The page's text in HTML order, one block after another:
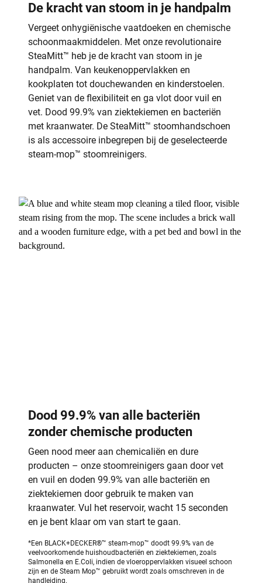
De kracht van stoom in je handpalm
Vergeet onhygiënische vaatdoeken en chemische
schoonmaakmiddelen. Met onze revolutionaire
SteaMitt™ heb je de kracht van stoom in je
handpalm. Van keukenoppervlakken en
kookplaten tot douchewanden en kinderstoelen.
Geniet van de flexibiliteit en ga vlot door vuil en
vet. Dood 99.9% van ziektekiemen en bacteriën
met kraanwater. De SteaMitt™ stoomhandschoen
is als accessoire inbegrepen bij de geselecteerde
steam-mop™ stoomreinigers.
Dood 99.9% van alle bacteriën
zonder chemische producten
Geen nood meer aan chemicaliën en dure
producten – onze stoomreinigers gaan door vet
en vuil en doden 99.9% van alle bacteriën en
ziektekiemen door gebruik te maken van
kraanwater. Vul het reservoir, wacht 15 seconden
en je bent klaar om van start te gaan.
*Een BLACK+DECKER®™ steam-mop™ doodt 99.9% van de
veelvoorkomende huishoudbacteriën en ziektekiemen, zoals
Salmonella en E.Coli, indien de vloeroppervlakken visueel schoon
zijn en de Steam Mop™ gebruikt wordt zoals omschreven in de
handleiding.